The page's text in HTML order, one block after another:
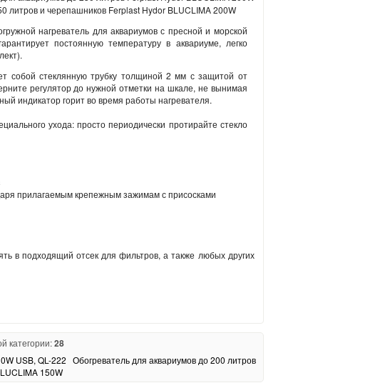
литров и черепашников Ferplast Hydor BLUCLIMA 200W
нагреватель для аквариумов с пресной и морской
постоянную температуру в аквариуме, легко
собой стеклянную трубку толщиной 2 мм с защитой от
регулятор до нужной отметки на шкале, не вынимая
индикатор горит во время работы нагревателя.
ухода: просто периодически протирайте стекло
прилагаемым крепежным зажимам с присосками
в подходящий отсек для фильтров, а также любых других
категории:28
USB, QL-222 Обогреватель для аквариумов до 200 литров
150W